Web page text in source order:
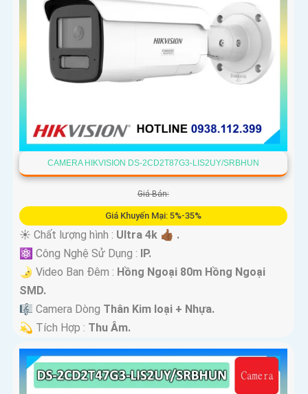
CAMERA HIKVISION DS-2CD2T87G3-LIS2UY/SRBHUN
Giá Bán:
Giá Khuyến Mại: 5%-35%
☀️ Chất lượng hình : Ultra 4k 👍🏾 .
⚛️ Công Nghệ Sử Dụng : IP.
🌛 Video Ban Đêm : Hồng Ngoại 80m Hồng Ngoại
SMD.
🎼️ Camera Dòng Thân Kim loại + Nhựa.
️💫 Tích Hợp : Thu Âm.